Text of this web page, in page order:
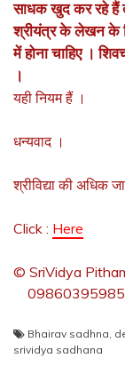
साधक खुद कर रहे हैं
श्रीयंत्र के लेखन के
में होना चाहिए ।
।
यही नियम हैं ।
धन्यवाद ।
श्रीविद्या की अधिक
Click : Here
© SriVidya
09860395985
Bhairav sadhna,
srividya sadhana